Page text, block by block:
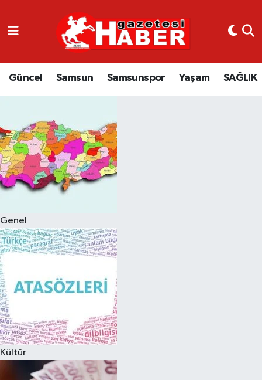
Güncel Samsun Samsunspor Yaşam SAĞLIK
Genel
Kültür
GÜNCEL
SAMSUN
EKONOMİ
YAŞAM